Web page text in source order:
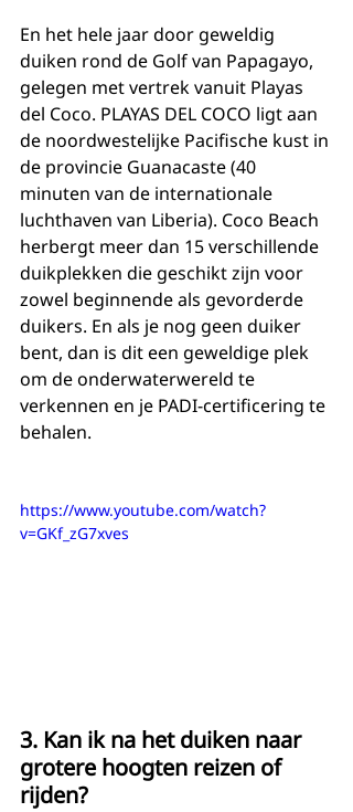
En het hele jaar door geweldig
duiken rond de Golf van Papagayo,
gelegen met vertrek vanuit Playas
del Coco. PLAYAS DEL COCO ligt aan
de noordwestelijke Pacifische kust in
de provincie Guanacaste (40
minuten van de internationale
luchthaven van Liberia). Coco Beach
herbergt meer dan 15 verschillende
duikplekken die geschikt zijn voor
zowel beginnende als gevorderde
duikers. En als je nog geen duiker
bent, dan is dit een geweldige plek
om de onderwaterwereld te
verkennen en je PADI-certificering te
behalen.
https://www.youtube.com/watch?
v=GKf_zG7xves
3. Kan ik na het duiken naar
grotere hoogten reizen of
rijden?